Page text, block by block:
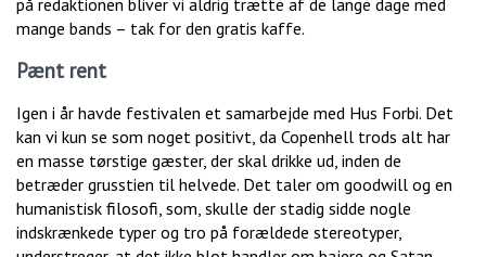
på redaktionen bliver vi aldrig trætte af de lange dage med
mange bands – tak for den gratis kaffe.
Pænt rent
Igen i år havde festivalen et samarbejde med Hus Forbi. Det
kan vi kun se som noget positivt, da Copenhell trods alt har
en masse tørstige gæster, der skal drikke ud, inden de
betræder grusstien til helvede. Det taler om goodwill og en
humanistisk filosofi, som, skulle der stadig sidde nogle
indskrænkede typer og tro på forældede stereotyper,